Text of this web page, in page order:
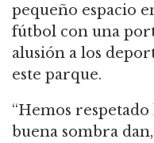
pequeño espacio
fútbol con una
alusión a los
este parque.
“Hemos
buena sombra